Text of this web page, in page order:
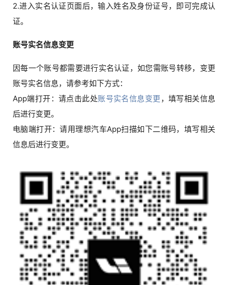
2.进入实名认证页面后，输入姓名及身份证号，即可完成认
证。
账号实名信息变更
因每一个账号都需要进行实名认证，如您需账号转移，变更
账号实名信息，请参考如下方式：
App端打开：请点击此处账号实名信息变更 ，填写相关信息
后进行变更。
电脑端打开：请用理想汽车App扫描如下二维码，填写相关
信息后进行变更。